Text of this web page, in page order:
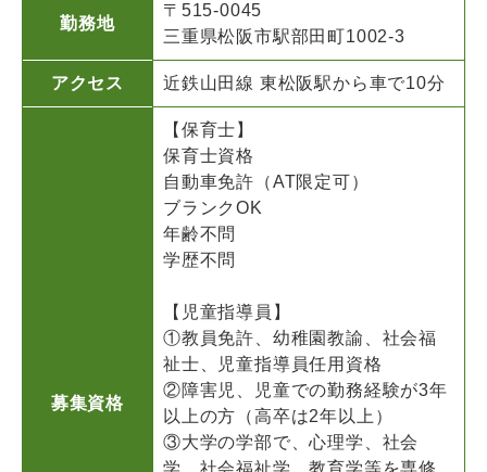
勤務地
〒515-0045
三重県松阪市駅部田町1002-3
アクセス 近鉄山田線 東松阪駅から車で10分
募集資格
【保育士】
保育士資格
自動車免許（AT限定可）
ブランクOK
年齢不問
学歴不問
【児童指導員】
①教員免許、幼稚園教諭、社会福
祉士、児童指導員任用資格
②障害児、児童での勤務経験が3年
以上の方（高卒は2年以上）
③大学の学部で、心理学、社会